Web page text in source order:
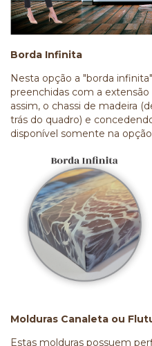
Borda Infinita
Nesta opção a "borda
preenchidas com a
assim, o chassi de madeira
trás do quadro) e
disponível somente na
Molduras Canaleta ou
Estas molduras possuem